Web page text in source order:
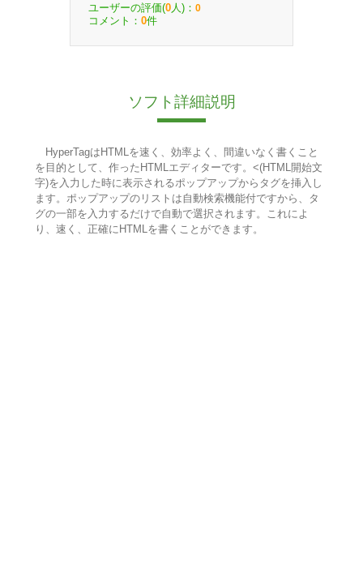
ユーザーの評価(0 人)： 0
コメント： 0件
ソフト詳細説明
HyperTagはHTMLを速く、効率よく、間違いなく書くこと
を目的として、作ったHTMLエディターです。<(HTML開始文
字)を入力した時に表示されるポップアップからタグを挿入し
ます。ポップアップのリストは自動検索機能付ですから、タ
グの一部を入力するだけで自動で選択されます。これによ
り、速く、正確にHTMLを書くことができます。